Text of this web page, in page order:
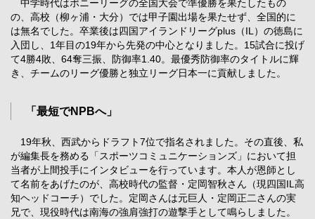
中学時代はポニーリーグの全国大会で準優勝を果たしたもの
の、高校（柳ヶ浦・大分）では甲子園出場を果たせず、全国的に
は無名でした。卒業後は四国アイランドリーグplus（IL）の徳島に
入団し、1年目の19年から先発の中心となりました。15試合に投げ
て4勝4敗、64奪三振、防御率1.40。最優秀防御率のタイトルに輝
き、チームのリーグ優勝と独立リーグ日本一に貢献しました。
「最短でNPBへ」
19年秋、西武からドラフト7位で指名されました。その直後、私
が編集長を務める「スポーツコミュニケーションズ」において担
当者が上間投手にインタビューを行っています。本人が恩師とし
て名前をあげたのが、高校時代の監督・定岡智秋さん（現四国IL高
知ヘッドコーチ）でした。定岡さんは元巨人・定岡正二さんの実
兄で、現役時代は南海の強肩強打の遊撃手として鳴らしました。